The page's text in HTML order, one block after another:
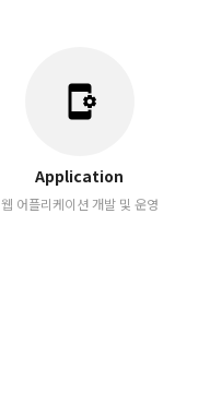
app_settings_alt
Application
웹 어플리케이션 개발 및 운영